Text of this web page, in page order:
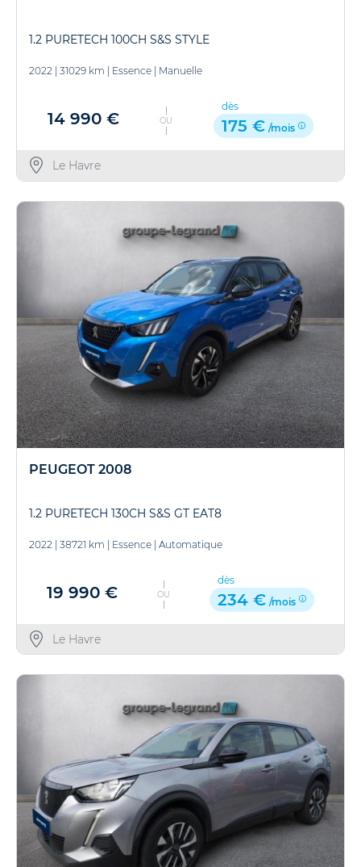
1.2 PURETECH 100CH S&S STYLE
2022 31029 km Essence Manuelle
14 990 € OU
dès
175 € /mois
Le Havre
PEUGEOT 2008
1.2 PURETECH 130CH S&S GT EAT8
2022 | 38721 km | Essence | Automatique
19 990 € OU
dès
234 € /mois
Le Havre